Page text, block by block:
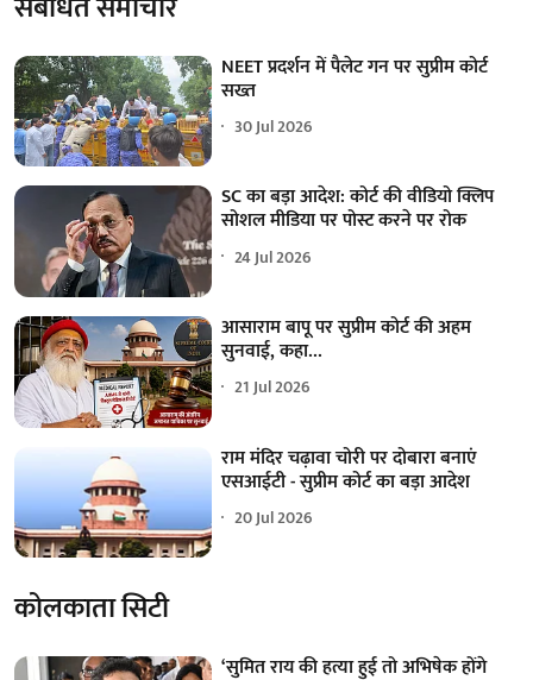
NEET प्रदर्शन में पैलेट गन पर सुप्रीम कोर्ट
सख्त
30 Jul 2026
SC का बड़ा आदेश: कोर्ट की वीडियो क्लिप
सोशल मीडिया पर पोस्ट करने पर रोक
24 Jul 2026
आसाराम बापू पर सुप्रीम कोर्ट की अहम
सुनवाई, कहा...
21 Jul 2026
राम मंदिर चढ़ावा चोरी पर दोबारा बनाएं
एसआईटी - सुप्रीम कोर्ट का बड़ा आदेश
20 Jul 2026
कोलकाता सिटी
‘सुमित राय की हत्या हुई तो अभिषेक होंगे